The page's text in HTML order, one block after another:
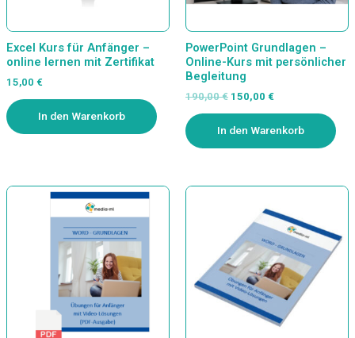
Excel Kurs für Anfänger –
online lernen mit Zertifikat
15,00 €
In den Warenkorb
PowerPoint Grundlagen –
Online-Kurs mit persönlicher
Begleitung
190,00€ 150,00 €
In den Warenkorb